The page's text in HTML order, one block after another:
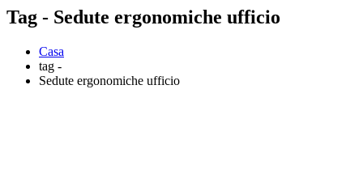
Tag - Sedute ergonomiche ufficio
Casa
tag -
Sedute ergonomiche ufficio